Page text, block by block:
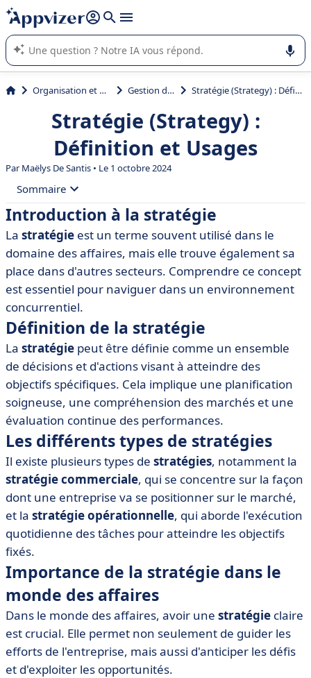
répondre (plusieurs lignes avec
L'IA de Appvizer vous guide dans l'utilisation ou la sélection de
logiciel SaaS en entreprise.
Organisation et planification Gestion de projet Stratégie (Strategy) : Définition et Usages
Stratégie (Strategy) :
Définition et Usages
ParMaëlys De Santis • Le 1 octobre 2024
Sommaire
• Introduction à la stratégie
• Définition de la stratégie
• Les différents types de stratégies
• Importance de la stratégie dans le monde des affaires
• Processus de développement d'une stratégie
• Outils et logiciels pour élaborer une stratégie
• Exemples pratiques de mise en œuvre d'une stratégie
Introduction à la stratégie
La stratégie est un terme souvent utilisé dans le
domaine des affaires, mais elle trouve également sa
place dans d'autres secteurs. Comprendre ce concept
est essentiel pour naviguer dans un environnement
concurrentiel.
Définition de la stratégie
La stratégie peut être définie comme un ensemble
de décisions et d'actions visant à atteindre des
objectifs spécifiques. Cela implique une planification
soigneuse, une compréhension des marchés et une
évaluation continue des performances.
Les différents types de stratégies
Il existe plusieurs types de stratégies, notamment la
stratégie commerciale, qui se concentre sur la façon
dont une entreprise va se positionner sur le marché,
et la stratégie opérationnelle, qui aborde l'exécution
quotidienne des tâches pour atteindre les objectifs
fixés.
Importance de la stratégie dans le
monde des affaires
Dans le monde des affaires, avoir une stratégie claire
est crucial. Elle permet non seulement de guider les
efforts de l'entreprise, mais aussi d'anticiper les défis
et d'exploiter les opportunités.